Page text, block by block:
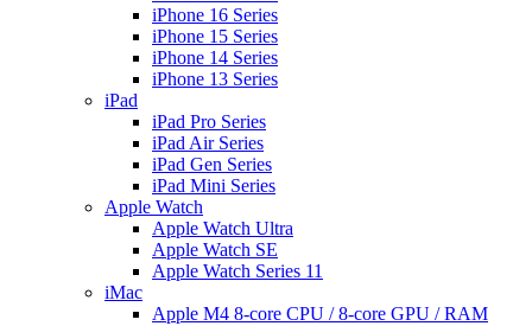
iPhone 16 Series
iPhone 15 Series
iPhone 14 Series
iPhone 13 Series
iPad
iPad Pro Series
iPad Air Series
iPad Gen Series
iPad Mini Series
Apple Watch
Apple Watch Ultra
Apple Watch SE
Apple Watch Series 11
iMac
Apple M4 8-core CPU / 8-core GPU / RAM